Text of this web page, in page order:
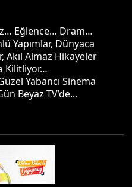
Eğlence… Dram…
Yapımlar, Dünyaca
Akıl Almaz Hikayeler
Kilitliyor…
Yabancı Sinema
Beyaz TV’de...